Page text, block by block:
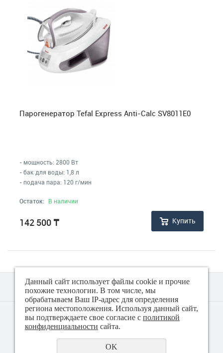
Хлебопечи и грили
Посуда для приготовления пищи (Сковородки,
кастрюли, сотейники, мантоварки)
Сушилки для фруктов и овощей
Термосы
Фены, выпрямители, мультистайлеры, щипцы, плойки,
стайлеры
Льдогенераторы
Парогенератор Tefal Express Anti-Calc SV8011E0
- мощность: 2800 Вт
- бак для воды: 1,8 л
- подача пара: 120 г/мин
Остаток: В наличии
142 500 ₸ Купить
© 2018 - 2026 Техно плюс
Политика конфиденциальности
Данный сайт использует файлы cookie и прочие
похожие технологии. В том числе, мы
обрабатываем Ваш IP-адрес для определения
региона местоположения. Используя данный сайт,
вы подтверждаете свое согласие с политикой
конфиденциальности сайта.
OK